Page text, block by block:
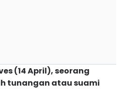
(14 April), seorang
tunangan atau suami